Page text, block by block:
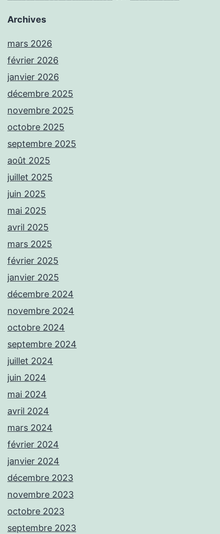
Archives
mars 2026
février 2026
janvier 2026
décembre 2025
novembre 2025
octobre 2025
septembre 2025
août 2025
juillet 2025
juin 2025
mai 2025
avril 2025
mars 2025
février 2025
janvier 2025
décembre 2024
novembre 2024
octobre 2024
septembre 2024
juillet 2024
juin 2024
mai 2024
avril 2024
mars 2024
février 2024
janvier 2024
décembre 2023
novembre 2023
octobre 2023
septembre 2023